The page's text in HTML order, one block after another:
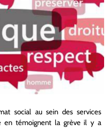
social au sein des services
en témoignent la grève il y a